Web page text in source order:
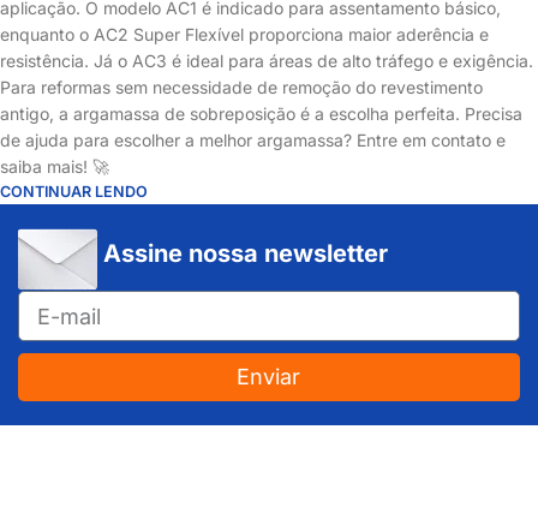
aplicação. O modelo AC1 é indicado para assentamento básico,
enquanto o AC2 Super Flexível proporciona maior aderência e
resistência. Já o AC3 é ideal para áreas de alto tráfego e exigência.
Para reformas sem necessidade de remoção do revestimento
antigo, a argamassa de sobreposição é a escolha perfeita. Precisa
de ajuda para escolher a melhor argamassa? Entre em contato e
saiba mais! 🚀
CONTINUAR LENDO
Assine nossa newsletter
Enviar